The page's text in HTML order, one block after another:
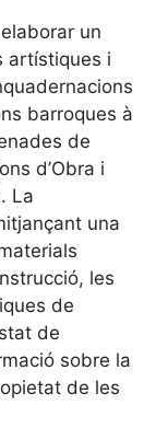
un
artístiques i
barroques à
de
d’Obra i
La
una
les
de
de
sobre la
de les